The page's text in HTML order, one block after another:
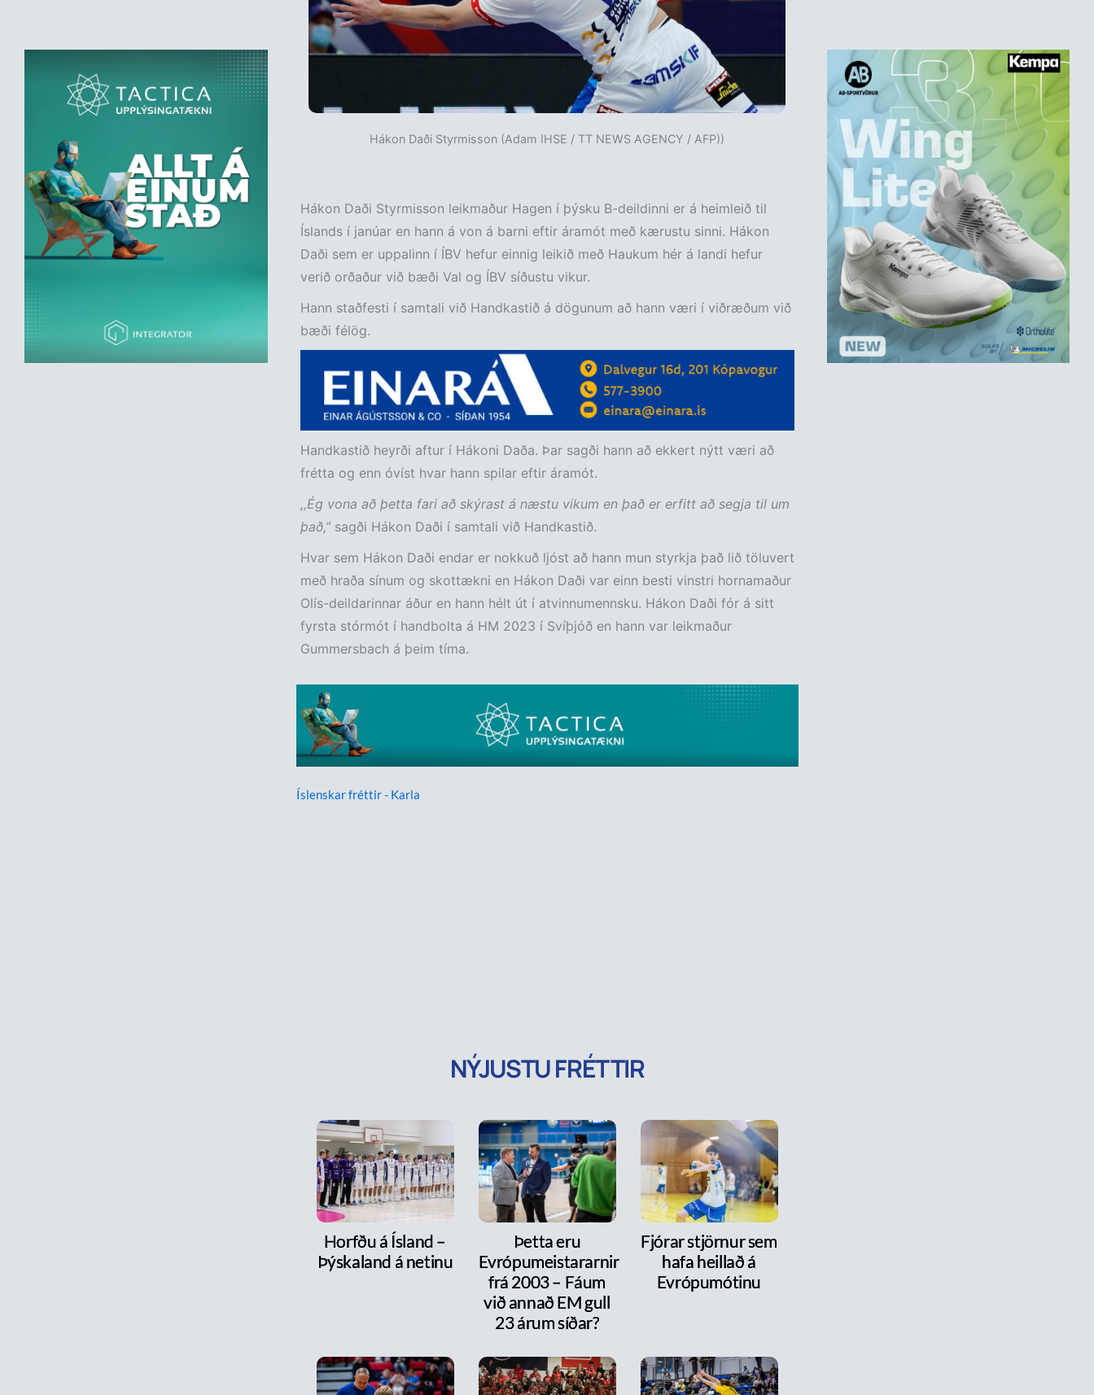
Hákon Daði Styrmisson (Adam IHSE / TT NEWS AGENCY / AFP))
Hákon Daði Styrmisson leikmaður Hagen í þýsku B-deildinni er á heimleið til
Íslands í janúar en hann á von á barni eftir áramót með kærustu sinni. Hákon
Daði sem er uppalinn í ÍBV hefur einnig leikið með Haukum hér á landi hefur
verið orðaður við bæði Val og ÍBV síðustu vikur.
Hann staðfesti í samtali við Handkastið á dögunum að hann væri í viðræðum við
bæði félög.
Handkastið heyrði aftur í Hákoni Daða. Þar sagði hann að ekkert nýtt væri að
frétta og enn óvíst hvar hann spilar eftir áramót.
,,Ég vona að þetta fari að skýrast á næstu vikum en það er erfitt að segja til um
það,”sagði Hákon Daði í samtali við Handkastið.
Hvar sem Hákon Daði endar er nokkuð ljóst að hann mun styrkja það lið töluvert
með hraða sínum og skottækni en Hákon Daði var einn besti vinstri hornamaður
Olís-deildarinnar áður en hann hélt út í atvinnumennsku. Hákon Daði fór á sitt
fyrsta stórmót í handbolta á HM 2023 í Svíþjóð en hann var leikmaður
Gummersbach á þeim tíma.
Íslenskar fréttir - Karla
NÝJUSTU FRÉTTIR
Horfðu á Ísland –
Þýskaland á netinu
Þetta eru
Evrópumeistararnir
frá 2003 – Fáum
við annað EM gull
23 árum síðar?
Fjórar stjörnur sem
hafa heillað á
Evrópumótinu